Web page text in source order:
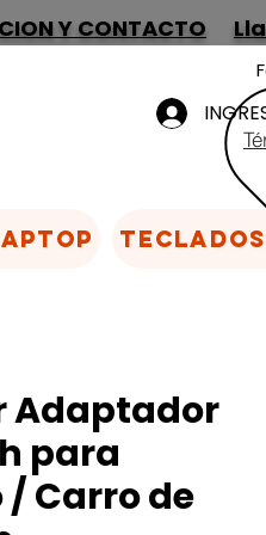
Y CONTACTO
Adaptador
para
Carro de